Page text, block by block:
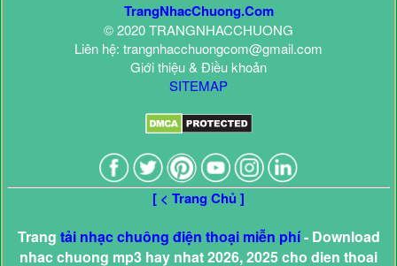
TrangNhacChuong.Com
© 2020 TRANGNHACCHUONG
Liên hệ: trangnhacchuongcom@gmail.com
Giới thiệu & Điều khoản
SITEMAP
[ < Trang Chủ ]
Trang tải nhạc chuông điện thoại miễn phí- Download
nhac chuong mp3 hay nhat 2026, 2025 cho dien thoai